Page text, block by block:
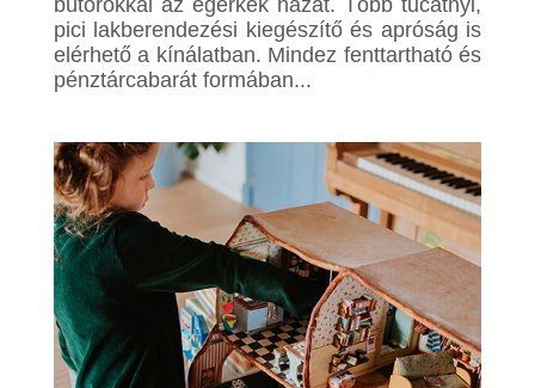
bútorokkal az egérkék házát. Több tucatnyi,
pici lakberendezési kiegészítő és apróság is
elérhető a kínálatban. Mindez fenttartható és
pénztárcabarát formában...